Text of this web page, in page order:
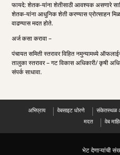
फायदे: शेतक-यांना शेतीसाठी आवश्यक असणारे
शेतक-यांना आधुनिक शेती करण्यास प्रोत्साहन
वाढण्यास मदत होते.
अर्ज कसा करावा –
पंचायत समिती स्तरावर विहित नमुन्यामध्ये
तालुका स्तरावर – गट विकास अधिकारी/ कृषी
संपर्क साधावा.
अभिप्राय वेबसाइट धोरणे संकेतस्थळ
मदत
वेब
भेट देणाऱ्यांची